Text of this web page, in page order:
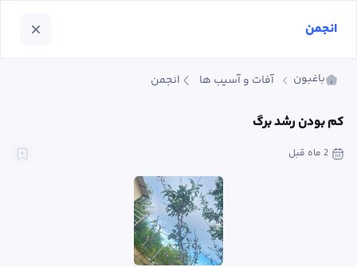
باغبون آفات و آسیب ها انجمن
کم بودن رشد برگ
2 ماه قبل
انجمن